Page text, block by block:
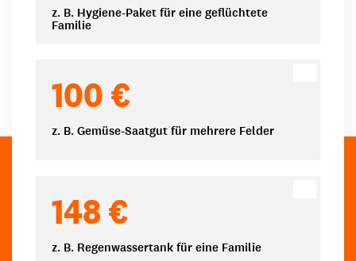
z. B. Hygiene-Paket für eine geflüchtete
Familie
100 €
z. B. Gemüse-Saatgut für mehrere Felder
148 €
z. B. Regenwassertank für eine Familie